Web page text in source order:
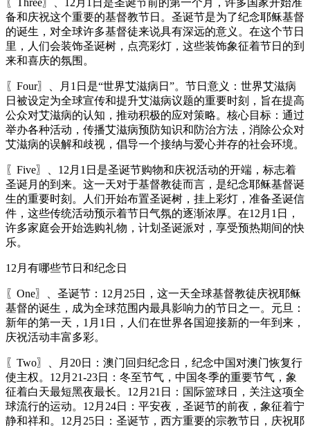
备和庆祝这个重要的基督教节日。圣诞节是为了纪念耶稣基督
的诞生，对全球许多基督徒来说具有深远的意义。在这个节日
里，人们会装饰圣诞树，点亮彩灯，这些装饰象征着节日的到
来和喜庆的氛围。
〖Four〗、月1日是“世界艾滋病日”。节日意义：世界艾滋病
日被设定为全球宣传和提升艾滋病议题的重要时刻，旨在提高
公众对艾滋病的认知，推动积极的应对策略。核心目标：通过
举办各种活动，传播艾滋病预防知识和防治方法，消除公众对
艾滋病的误解和歧视，倡导一个接纳与爱心并存的社会环境。
〖Five〗、12月1日是圣诞节购物和庆祝活动的开端，标志着
圣诞月的到来。这一天对于基督教徒而言，是纪念耶稣基督诞
生的重要时刻。人们开始布置圣诞树，挂上彩灯，准备圣诞信
件，这些传统活动预示着节日气氛的逐渐浓厚。在12月1日，
许多家庭会开始选购礼物，计划圣诞派对，享受预热期间的快
乐。
12月有哪些节日和纪念日
〖One〗、圣诞节：12月25日，这一天全球基督教徒庆祝耶稣
基督的诞生，成为全球范围内最具影响力的节日之一。元旦：
新年的第一天，1月1日，人们在世界各国迎接新的一年到来，
庆祝活动丰富多彩。
〖Two〗、月20日：澳门回归纪念日，纪念中国对澳门恢复行
使主权。12月21-23日：冬至节气，中国冬季的重要节气，象
征着白天最短黑夜最长。12月21日：国际篮球日，关注这项全
球流行的运动。12月24日：平安夜，圣诞节的前夜，象征着宁
静和祥和。12月25日：圣诞节，西方重要的宗教节日，庆祝耶